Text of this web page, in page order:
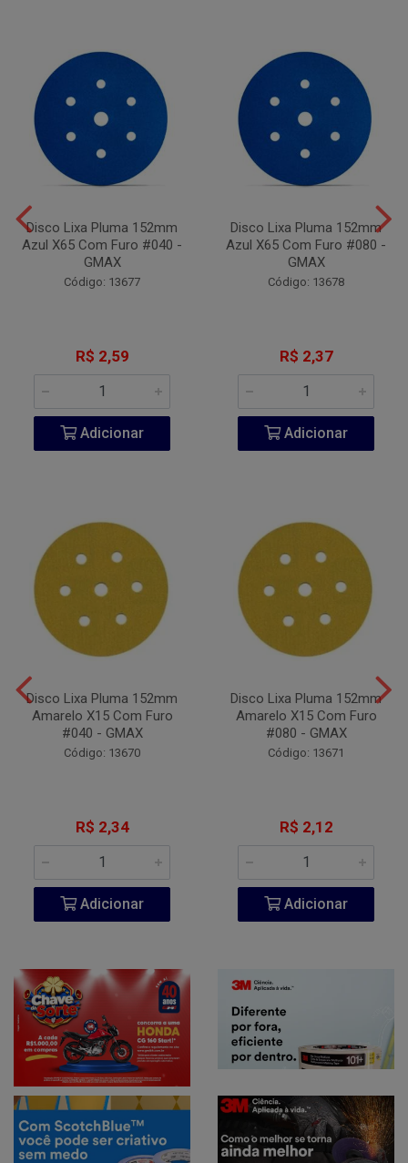
Disco Lixa Pluma 152mm
Azul X65 Com Furo #040 -
GMAX
Código: 13677
R$ 2,59
Adicionar
Disco Lixa Pluma 152mm
Azul X65 Com Furo #080 -
GMAX
Código: 13678
R$ 2,37
Adicionar
Disco Lixa Pluma 152mm
Amarelo X15 Com Furo
#040 - GMAX
Código: 13670
R$ 2,34
Adicionar
Disco Lixa Pluma 152mm
Amarelo X15 Com Furo
#080 - GMAX
Código: 13671
R$ 2,12
Adicionar